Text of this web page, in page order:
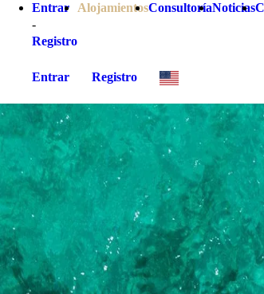
Entrar
-
Registro
AlojamientosConsultoríaNoticias
Entrar Registro